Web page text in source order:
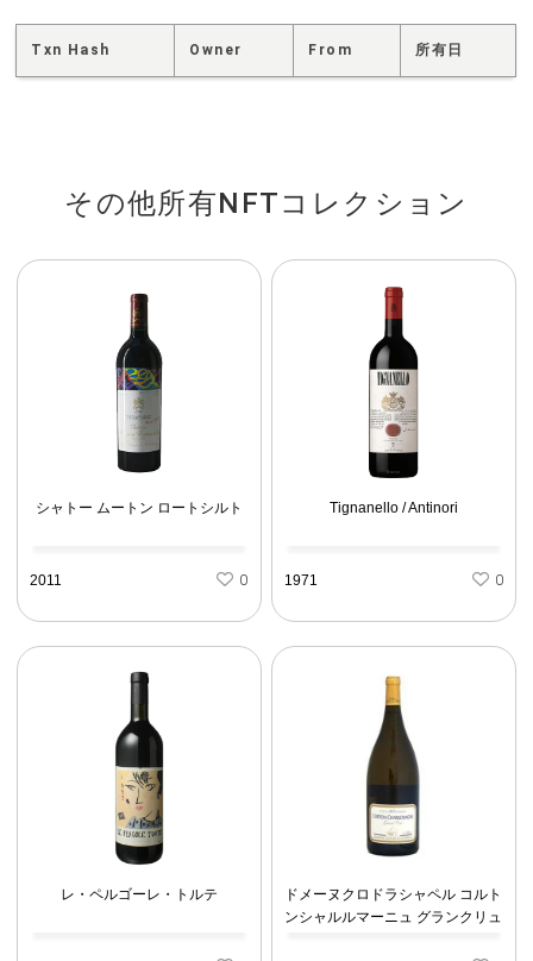
Txn Hash Owner From 所有日
その他所有NFTコレクション
シャトー ムートン ロートシルト
2011 0
Tignanello / Antinori
1971 0
レ・ペルゴーレ・トルテ
ドメーヌクロドラシャペル コルト
ンシャルルマーニュ グランクリュ